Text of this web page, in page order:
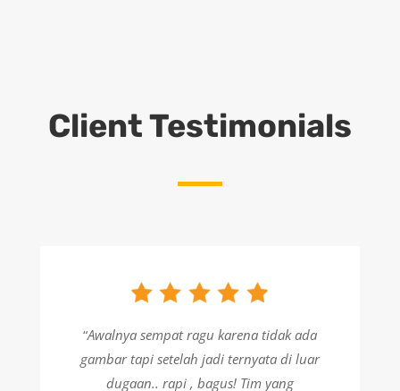
Client Testimonials
“Awalnya sempat ragu karena tidak ada
gambar tapi setelah jadi ternyata di luar
dugaan.. rapi , bagus! Tim yang